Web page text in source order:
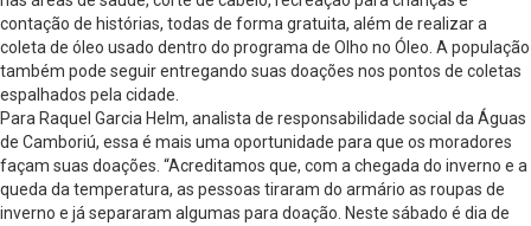
contação de histórias, todas de forma gratuita, além de realizar a
coleta de óleo usado dentro do programa de Olho no Óleo. A população
também pode seguir entregando suas doações nos pontos de coletas
espalhados pela cidade.
Para Raquel Garcia Helm, analista de responsabilidade social da Águas
de Camboriú, essa é mais uma oportunidade para que os moradores
façam suas doações. “Acreditamos que, com a chegada do inverno e a
queda da temperatura, as pessoas tiraram do armário as roupas de
inverno e já separaram algumas para doação. Neste sábado é dia de